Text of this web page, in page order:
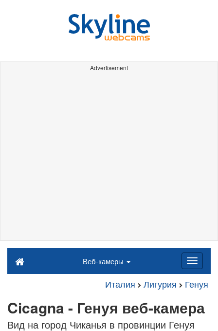
Advertisement
Веб-камеры
Италия Лигурия Генуя
Cicagna - Генуя веб-камера
Вид на город Чиканья в провинции Генуя